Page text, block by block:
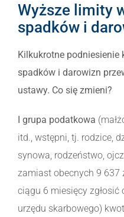
Wyższe limity
spadków i
Kilkukrotne
spadków i darowizn
ustawy. Co się zmieni?
I grupa podatkowa
itd., wstępni, tj. rodzice,
synowa, rodzeństwo,
zamiast obecnych 9 637
ciągu 6 miesięcy
urzędu skarbowego)